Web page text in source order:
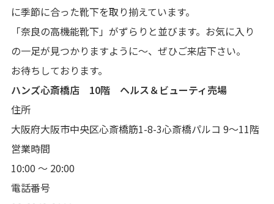
に季節に合った靴下を取り揃えています。
「奈良の高機能靴下」がずらりと並びます。お気に入り
の一足が見つかりますように～、ぜひご来店下さい。
お待ちしております。
ハンズ心斎橋店 10階
ヘルス＆ビューティ売場
住所
大阪府大阪市中央区心斎橋筋1-8-3心斎橋パルコ 9～11階
営業時間
10:00 ～ 20:00
電話番号